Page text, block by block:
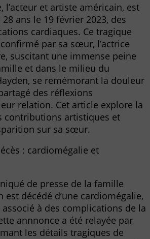
l’acteur et artiste américain, est
28 ans le 19 février 2023, des
cardiaques. Ce tragique
par sa sœur, l’actrice
suscitant une immense peine
et dans le milieu du
se remémorant la douleur
des réflexions
relation. Cet article explore la
contributions artistiques et
sur sa sœur.
: cardiomégalie et
de presse de la famille
est décédé d’une cardiomégalie,
à des complications de la
annnonce a été relayée par
les détails tragiques de